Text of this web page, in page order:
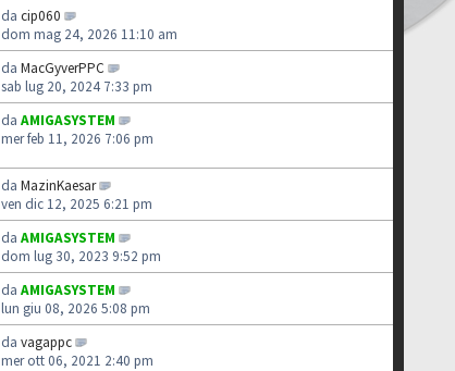
da cip060
dom mag 24, 2026 11:10 am
da MacGyverPPC
sab lug 20, 2024 7:33 pm
da AMIGASYSTEM
mer feb 11, 2026 7:06 pm
da MazinKaesar
ven dic 12, 2025 6:21 pm
da AMIGASYSTEM
dom lug 30, 2023 9:52 pm
da AMIGASYSTEM
lun giu 08, 2026 5:08 pm
da vagappc
mer ott 06, 2021 2:40 pm